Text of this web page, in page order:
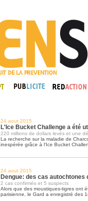
24 aout 2015
L'Ice Bucket Challenge a été
220 millions de dollars levés et une
La recherche sur la maladie de
inespérée grâce à l'Ice Bucket
24 aout 2015
Dengue: des cas autochtones
2 cas confirmés et 5 suspects
Alors que des moustiques-tigres ont
parisienne, le Gard a enregistré des